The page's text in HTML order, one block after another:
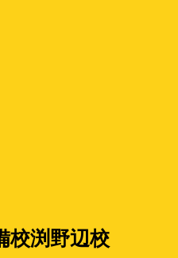
校渕野辺校